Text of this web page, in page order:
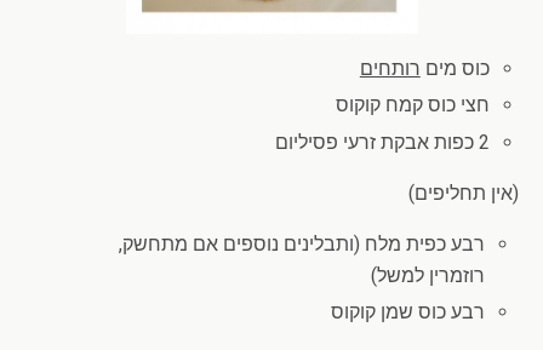
כוס מים רותחים
חצי כוס קמח קוקוס
2 כפות אבקת זרעי פסיליום
(אין תחליפים)
רבע כפית מלח (ותבלינים נוספים אם מתחשק,
רוזמרין למשל)
רבע כוס שמן קוקוס